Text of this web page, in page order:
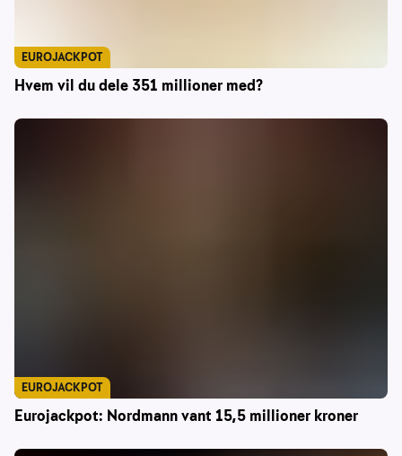
Hvem vil du dele 351 millioner med?
EUROJACKPOT
Eurojackpot: Nordmann vant 15,5 millioner kroner
EUROJACKPOT